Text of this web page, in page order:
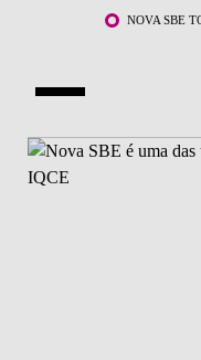
Saltar para o conteúdo principal
NOVA SBE
SOBRE NÓS